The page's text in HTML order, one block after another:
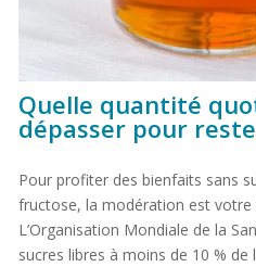
Quelle quantité
dépasser pour
Pour profiter des bienfaits sans
fructose, la modération est votre
L’Organisation Mondiale de la
sucres libres à moins de 10 % de